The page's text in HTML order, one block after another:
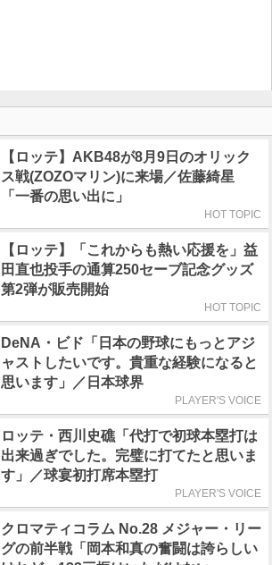
【ロッテ】AKB48が8月9日のオリック
ス戦(ZOZOマリン)に来場／佐藤綺星
「一番の思い出に」
HOT TOPIC
【ロッテ】「これからも熱い応援を」益
田直也投手の通算250セーブ記念グッズ
第2弾が販売開始
HOT TOPIC
DeNA・ビド「日本の野球にもっとアジ
ャストしたいです。貴重な経験になると
思います」／日本球界
PLAYER'S VOICE
ロッテ・西川史礁「代打で初球本塁打は
出来過ぎでした。完璧に打てたと思いま
す」／球宴初打席本塁打
PLAYER'S VOICE
クロマティコラム No.28 メジャー・リー
グの前半戦「岡本和真の奮闘は誇らしい